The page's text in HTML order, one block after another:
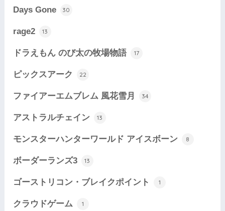
Days Gone 30
rage2 13
ドラえもん のび太の牧場物語 17
ピックスアーク 22
ファイアーエムブレム 風花雪月 34
アストラルチェイン 13
モンスターハンターワールド アイスボーン 8
ボーダーランズ3 13
ゴーストリコン・ブレイクポイント 1
クラウドゲーム 1